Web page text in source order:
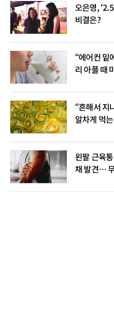
오은영,
비결은?
“에어컨 밑
리 아플 때
“흔해서 지
알차게 먹
왼팔 근육
채 발견…